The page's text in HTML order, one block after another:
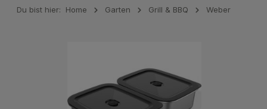
Du bist hier: Home Garten Grill & BBQ Weber